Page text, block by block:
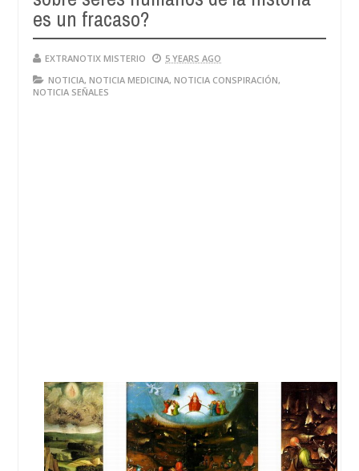
es un fracaso?
EXTRANOTIX MISTERIO
5 YEARS AGO
NOTICIA, NOTICIA MEDICINA, NOTICIA CONSPIRACIÓN,
NOTICIA SEÑALES